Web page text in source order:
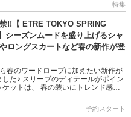
特集
!!【 ETRE TOKYO SPRING
シーズンムードを盛り上げるシャ
ロングスカートなど春の新作が登
春のワードローブに加えたい新作が
た♪ スリーブのディテールがポイン
ケットは、 春の装いにトレンド感を
予約スタート